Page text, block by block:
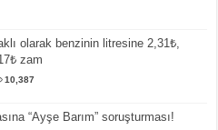
olarak benzinin litresine 2,31₺,
zam
10,387
“Ayşe Barım” soruşturması!